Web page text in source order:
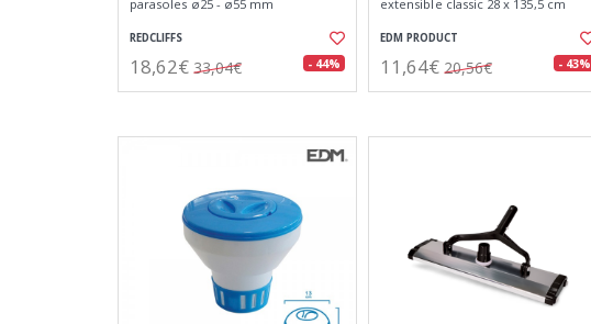
parasoles ø25 - ø55 mm
REDCLIFFS
18,62€ 33,04€ - 44%
extensible classic 28 x 135,5 cm
EDM PRODUCT
11,64€ 20,56€ - 43%